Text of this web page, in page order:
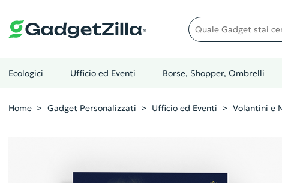
Quale gadget stai
Ecologici Ufficio ed Eventi Borse, Shopper, Ombrelli
Home Gadget Personalizzati Ufficio ed Eventi Volantini e